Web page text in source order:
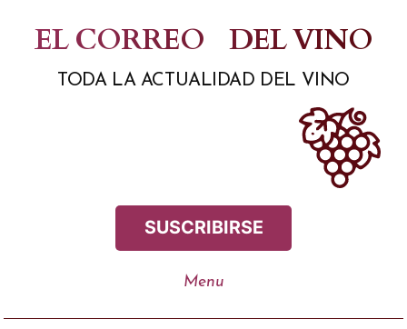
contenido
EL CORREO DEL VINO
TODA LA ACTUALIDAD DEL VINO
SUSCRIBIRSE